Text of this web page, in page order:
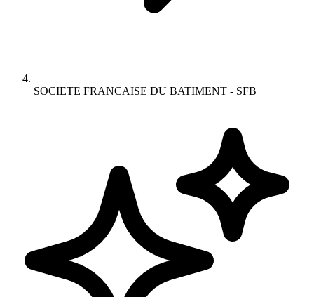
SOCIETE FRANCAISE DU BATIMENT - SFB